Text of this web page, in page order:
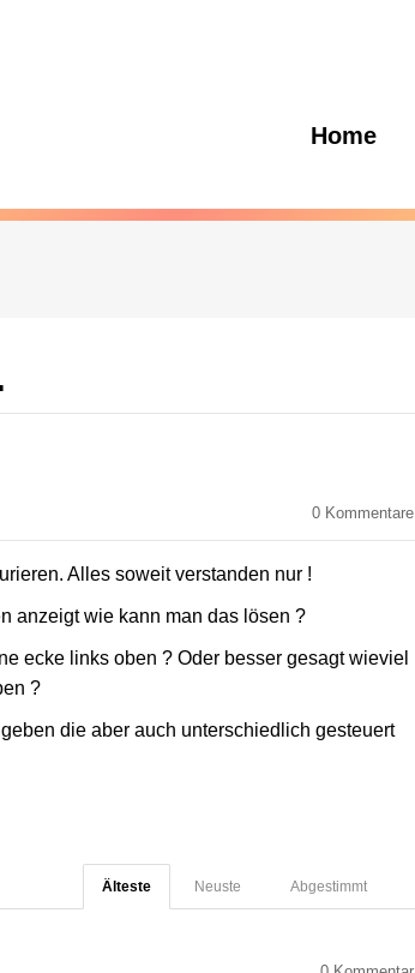
Home
0 Kommentare
Alles soweit verstanden nur !
anzeigt wie kann man das lösen ?
ecke links oben ? Oder besser gesagt wieviel
?
die aber auch unterschiedlich gesteuert
Abgestimmt
Neuste
Älteste